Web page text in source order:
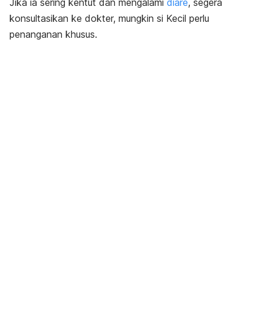
konsultasikan ke dokter, mungkin si Kecil perlu
penanganan khusus.